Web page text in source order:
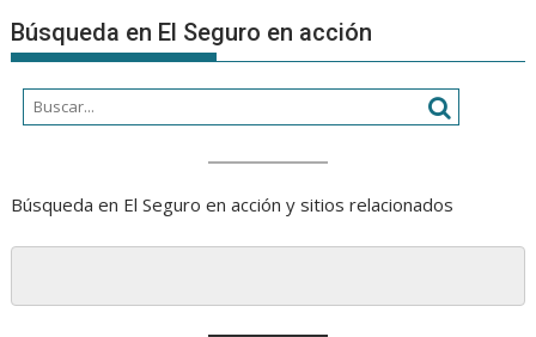
Búsqueda en El Seguro en acción
Búsqueda en El Seguro en acción y sitios relacionados